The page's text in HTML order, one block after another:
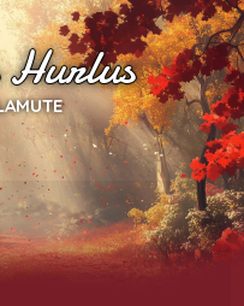
Hurlus